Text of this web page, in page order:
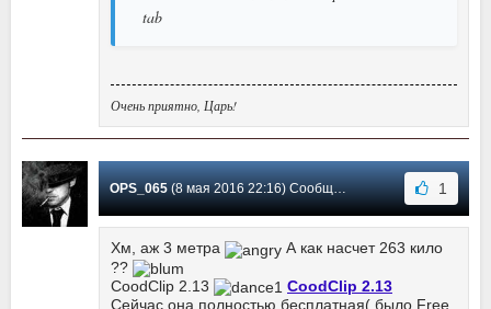
tab
Очень приятно, Царь!
OPS_065(8 мая 2016 22:16) Сообщение #78 1
Хм, аж 3 метра
А как насчет 263 кило
??
CoodClip 2.13
CoodClip 2.13
Сейчас она полностью бесплатная( было Free